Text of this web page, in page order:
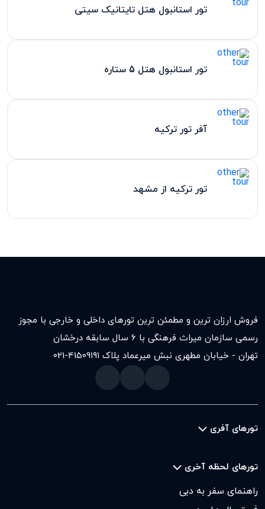
تور استانبول هتل تایتانیک سیتی
تور استانبول هتل 5 ستاره
آفر تور ترکیه
تور ترکیه از مشهد
فروش ارزان ترین و مطمئن ترین تورهای داخلی و خارجی با مجوز
رسمی سازمان میراث فرهنگی با ۶ سال سابقه درخشان
تهران - خیابان مطهری نبش میرعماد پلاک ۱۹۱
021-41509
تورهای آفری
تورهای لحظه آخری
راهنمای سفر به دبی